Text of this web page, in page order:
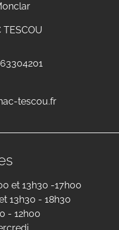
TESCOU
tescou.fr
et 13h30 -17h00
13h30 - 18h30
- 12h00